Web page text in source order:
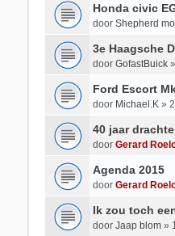
Honda civic
door Shepherd
3e Haagsche
door GofastBuick»
Ford Escort
door Michael.K»
40 jaar
door Gerard
Agenda 2015
door Gerard
Ik zou toch
door Jaap blom»